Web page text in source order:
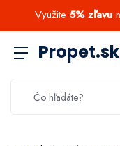
Využite 5% zľavu
Propet.sk